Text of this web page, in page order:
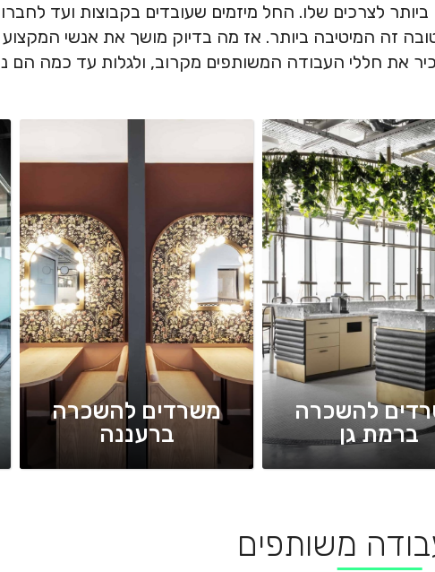
לצרכים שלו. החל מיזמים שעובדים בקבוצות ועד
זה המיטיבה ביותר. אז מה בדיוק מושך את אנשי
את חללי העבודה המשותפים מקרוב, ולגלות עד כמה הם
להשכרה
ברמת גן
משרדים להשכרה
ברעננה
משותפים